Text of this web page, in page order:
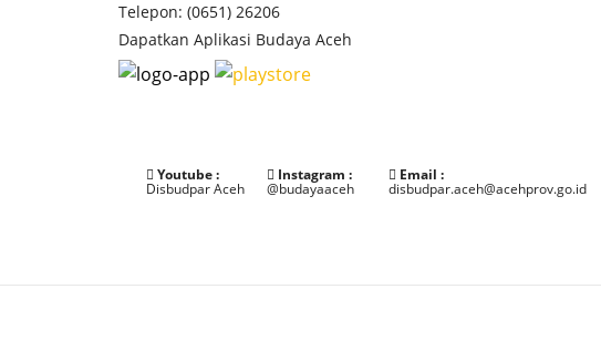
Telepon: (0651) 26206
Dapatkan Aplikasi Budaya Aceh
Youtube :
Disbudpar Aceh
Instagram :
@budayaaceh
Email :
disbudpar.aceh@acehprov.go.id